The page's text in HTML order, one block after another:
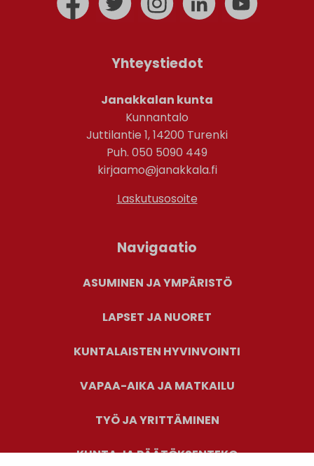
Yhteystiedot
Janakkalan kunta
Kunnantalo
Juttilantie 1, 14200 Turenki
Puh. 050 5090 449
kirjaamo@janakkala.fi
Laskutusosoite
Navigaatio
ASUMINEN JA YMPÄRISTÖ
LAPSET JA NUORET
KUNTALAISTEN HYVINVOINTI
VAPAA-AIKA JA MATKAILU
TYÖ JA YRITTÄMINEN
KUNTA JA PÄÄTÖKSENTEKO